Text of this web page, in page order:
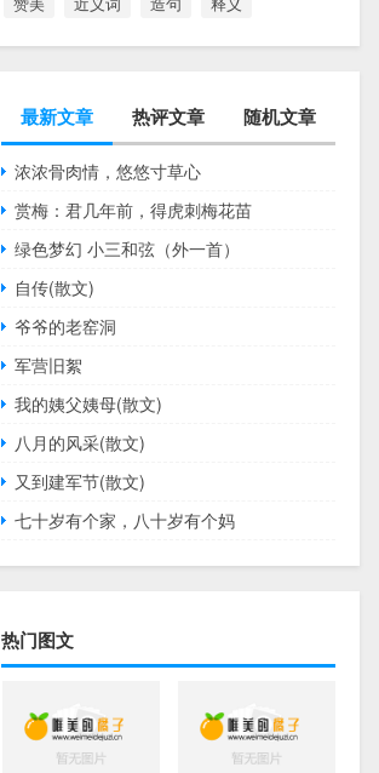
最新文章 热评文章 随机文章
浓浓骨肉情，悠悠寸草心
赏梅：君几年前，得虎刺梅花苗
绿色梦幻 小三和弦（外一首）
自传(散文)
爷爷的老窑洞
军营旧絮
我的姨父姨母(散文)
八月的风采(散文)
又到建军节(散文)
七十岁有个家，八十岁有个妈
热门图文